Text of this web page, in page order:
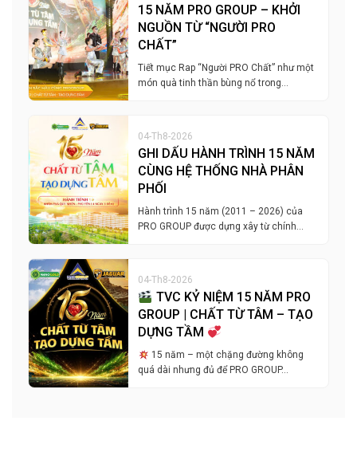
15 NĂM PRO GROUP – KHỞI
NGUỒN TỪ “NGƯỜI PRO
CHẤT”
Tiết mục Rap “Người PRO Chất” như một
món quà tinh thần bùng nổ trong…
04-Th8-2026
GHI DẤU HÀNH TRÌNH 15 NĂM
CÙNG HỆ THỐNG NHÀ PHÂN
PHỐI
Hành trình 15 năm (2011 – 2026) của
PRO GROUP được dựng xây từ chính…
04-Th8-2026
TVC KỶ NIỆM 15 NĂM PRO
GROUP | CHẤT TỪ TÂM – TẠO
DỰNG TẦM
15 năm – một chặng đường không
quá dài nhưng đủ để PRO GROUP…